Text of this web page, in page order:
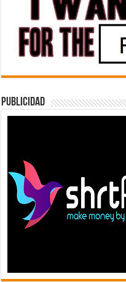
Publicidad